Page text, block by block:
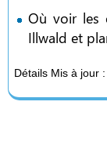
Où voir les
Illwald et
Détails Mis à jour